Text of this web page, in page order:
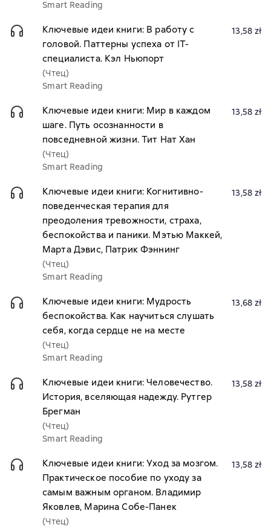
Smart Reading
Ключевые идеи книги: В работу с
головой. Паттерны успеха от IT-
специалиста. Кэл Ньюпорт
(Чтец)
Smart Reading
13,58 zł
Ключевые идеи книги: Мир в каждом
шаге. Путь осознанности в
повседневной жизни. Тит Нат Хан
(Чтец)
Smart Reading
13,58 zł
Ключевые идеи книги: Когнитивно-
поведенческая терапия для
преодоления тревожности, страха,
беспокойства и паники. Мэтью Маккей,
Марта Дэвис, Патрик Фэннинг
(Чтец)
Smart Reading
13,58 zł
Ключевые идеи книги: Мудрость
беспокойства. Как научиться слушать
себя, когда сердце не на месте
(Чтец)
Smart Reading
13,68 zł
Ключевые идеи книги: Человечество.
История, вселяющая надежду. Рутгер
Брегман
(Чтец)
Smart Reading
13,58 zł
Ключевые идеи книги: Уход за мозгом.
Практическое пособие по уходу за
самым важным органом. Владимир
Яковлев, Марина Собе-Панек
(Чтец)
13,58 zł